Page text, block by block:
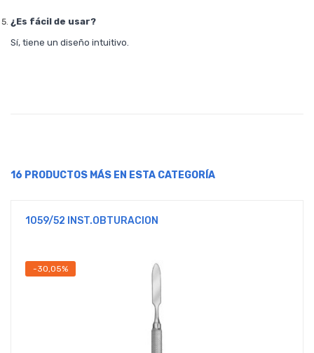
¿Es fácil de usar?
Sí, tiene un diseño intuitivo.
16 PRODUCTOS MÁS EN ESTA CATEGORÍA
1059/52 INST.OBTURACION
-30,05%